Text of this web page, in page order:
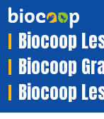
Biocoop
Biocoop
Biocoop